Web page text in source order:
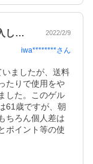
5年ほど公式サイトから定期便で購入して… 2022/2/9
iwa********さん
ましたが、送料
たりで使用をや
した。このゲル
61歳ですが、朝
ちろん個人差は
ポイント等の使